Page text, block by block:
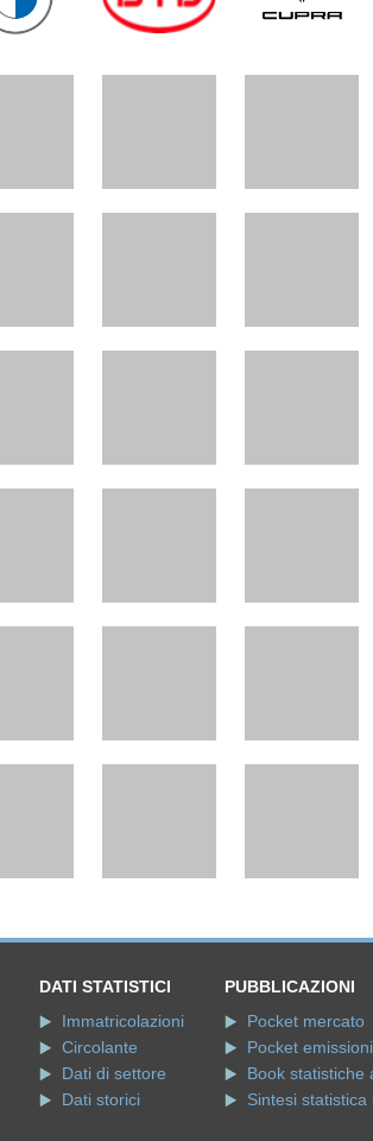
DATI STATISTICI
Immatricolazioni
Circolante
Dati di settore
Dati storici
PUBBLICAZIONI
Pocket mercato
Pocket emissioni
Book statistiche
Sintesi statistica